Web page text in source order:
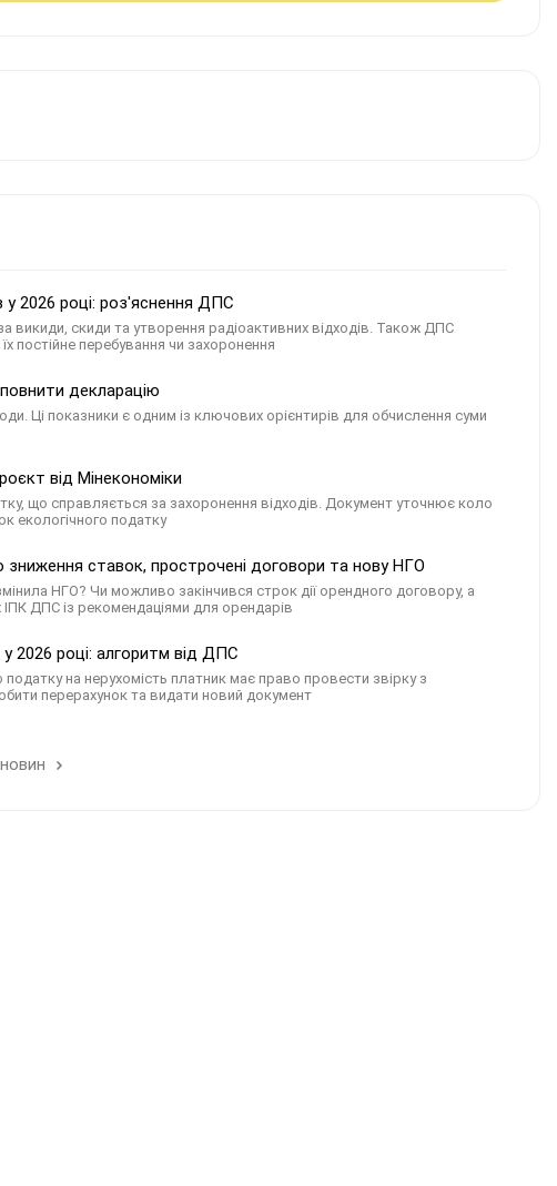
у 2026 році: роз'яснення ДПС
викиди, скиди та утворення радіоактивних відходів. Також ДПС
постійне перебування чи захоронення
декларацію
Ці показники є одним із ключових орієнтирів для обчислення суми
від Мінекономіки
що справляється за захоронення відходів. Документ уточнює коло
екологічного податку
ставок, прострочені договори та нову НГО
НГО? Чи можливо закінчився строк дії орендного договору, а
ДПС із рекомендаціями для орендарів
2026 році: алгоритм від ДПС
на нерухомість платник має право провести звірку з
перерахунок та видати новий документ